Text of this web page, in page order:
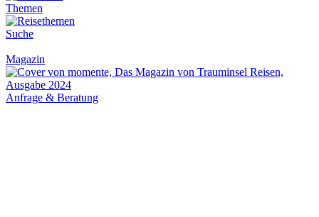
Themen
Suche
Magazin
Anfrage & Beratung